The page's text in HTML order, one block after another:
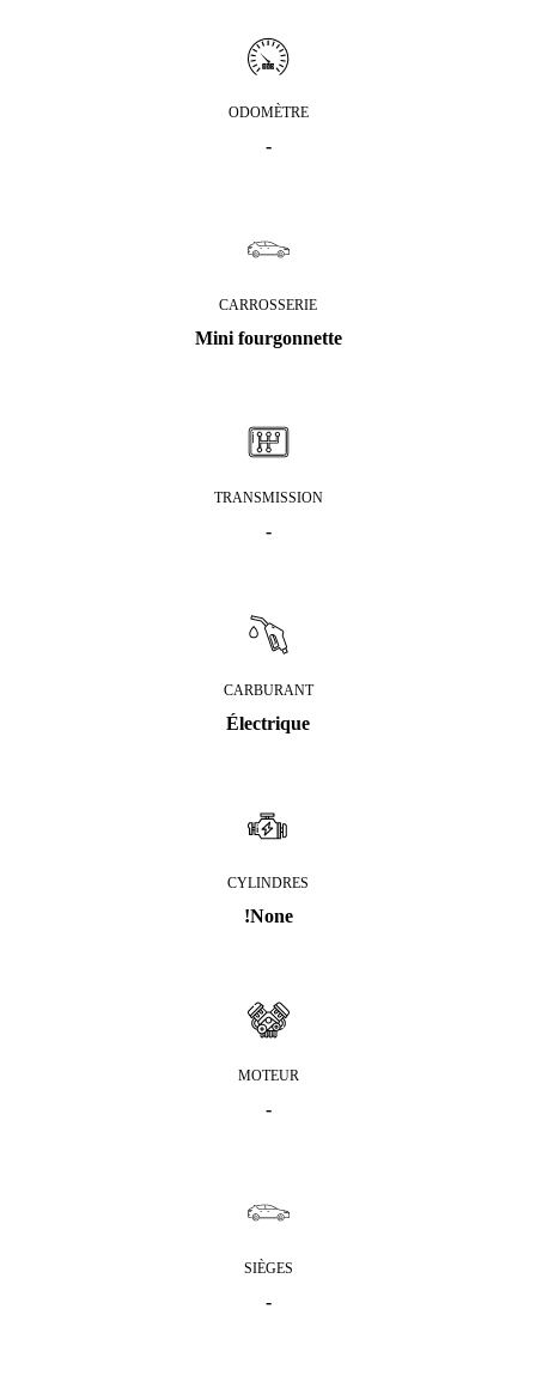
ODOMÈTRE
-
CARROSSERIE
Mini fourgonnette
TRANSMISSION
-
CARBURANT
Électrique
CYLINDRES
!None
MOTEUR
-
SIÈGES
-